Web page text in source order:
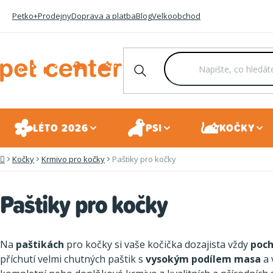
Petko+ProdejnyDoprava a platbaBlogVelkoobchod
LÉTO 2026 PSI KOČKY
DomůKočky Krmivo pro kočky Paštiky pro kočky
Paštiky pro kočky
Na paštikách pro kočky si vaše kočička dozajista vždy
příchutí velmi chutných paštik s vysokým podílem masa a